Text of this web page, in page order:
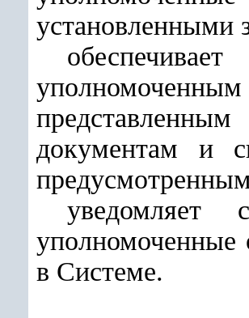
установленными
документам и
уведомляет
уполномоченные
в Системе.